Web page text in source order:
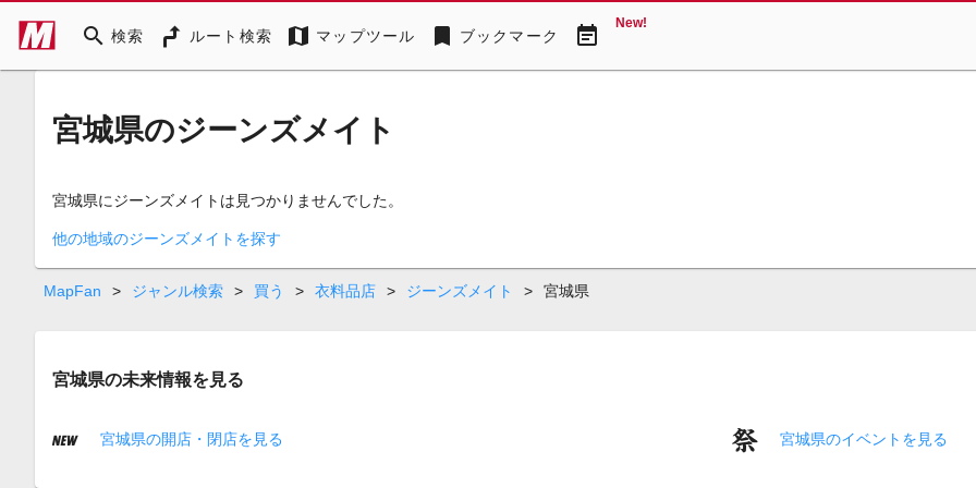
search 検索 ルート検索 map マップツール bookmark ブックマーク event_note New!
宮城県のジーンズメイト
宮城県にジーンズメイトは見つかりませんでした。
他の地域のジーンズメイトを探す
MapFan > ジャンル検索 > 買う > 衣料品店 > ジーンズメイト > 宮城県
宮城県の未来情報を見る
宮城県の開店・閉店を見る 宮城県のイベントを見る